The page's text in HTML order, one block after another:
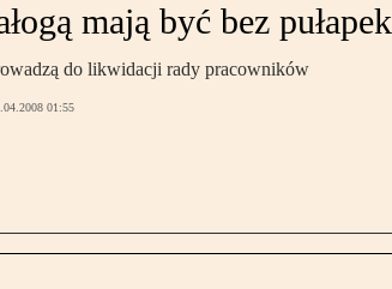
mają być bez pułapek
do likwidacji rady pracowników
01:55